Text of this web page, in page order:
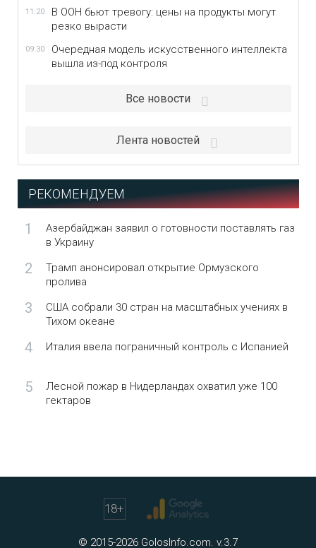
11:20
В ООН бьют тревогу: цены на продукты могут
резко вырасти
09:30
Очередная модель искусственного интеллекта
вышла из-под контроля
Все новости
Лента новостей
РЕКОМЕНДУЕМ
1
Азербайджан заявил о готовности поставлять газ
в Украину
2
Трамп анонсировал открытие Ормузского
пролива
3
США собрали 30 стран на масштабных учениях в
Тихом океане
4 Италия ввела пограничный контроль с Испанией
5
Лесной пожар в Нидерландах охватил уже 100
гектаров
18+
© 2015-2026 GolosInfo.com. v.3.7